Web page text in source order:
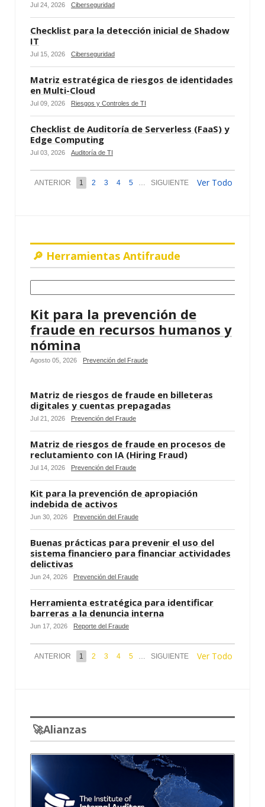
Jul 24, 2026 Ciberseguridad
Checklist para la detección inicial de Shadow
IT
Jul 15, 2026 Ciberseguridad
Matriz estratégica de riesgos de identidades
en Multi-Cloud
Jul 09, 2026 Riesgos y Controles de TI
Checklist de Auditoría de Serverless (FaaS) y
Edge Computing
Jul 03, 2026 Auditoría de TI
ANTERIOR 1 2 3 4 5 … SIGUIENTE Ver Todo
🔎 Herramientas Antifraude
Kit para la prevención de
fraude en recursos humanos y
nómina
Agosto 05, 2026 Prevención del Fraude
Matriz de riesgos de fraude en billeteras
digitales y cuentas prepagadas
Jul 21, 2026 Prevención del Fraude
Matriz de riesgos de fraude en procesos de
reclutamiento con IA (Hiring Fraud)
Jul 14, 2026 Prevención del Fraude
Kit para la prevención de apropiación
indebida de activos
Jun 30, 2026 Prevención del Fraude
Buenas prácticas para prevenir el uso del
sistema financiero para financiar actividades
delictivas
Jun 24, 2026 Prevención del Fraude
Herramienta estratégica para identificar
barreras a la denuncia interna
Jun 17, 2026 Reporte del Fraude
ANTERIOR 1 2 3 4 5 … SIGUIENTE Ver Todo
🚀Alianzas